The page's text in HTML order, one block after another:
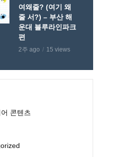
여왜줄? (여기 왜
줄 서?) – 부산 해
운대 블루라인파크
편
2주 ago 15 views
콘텐츠